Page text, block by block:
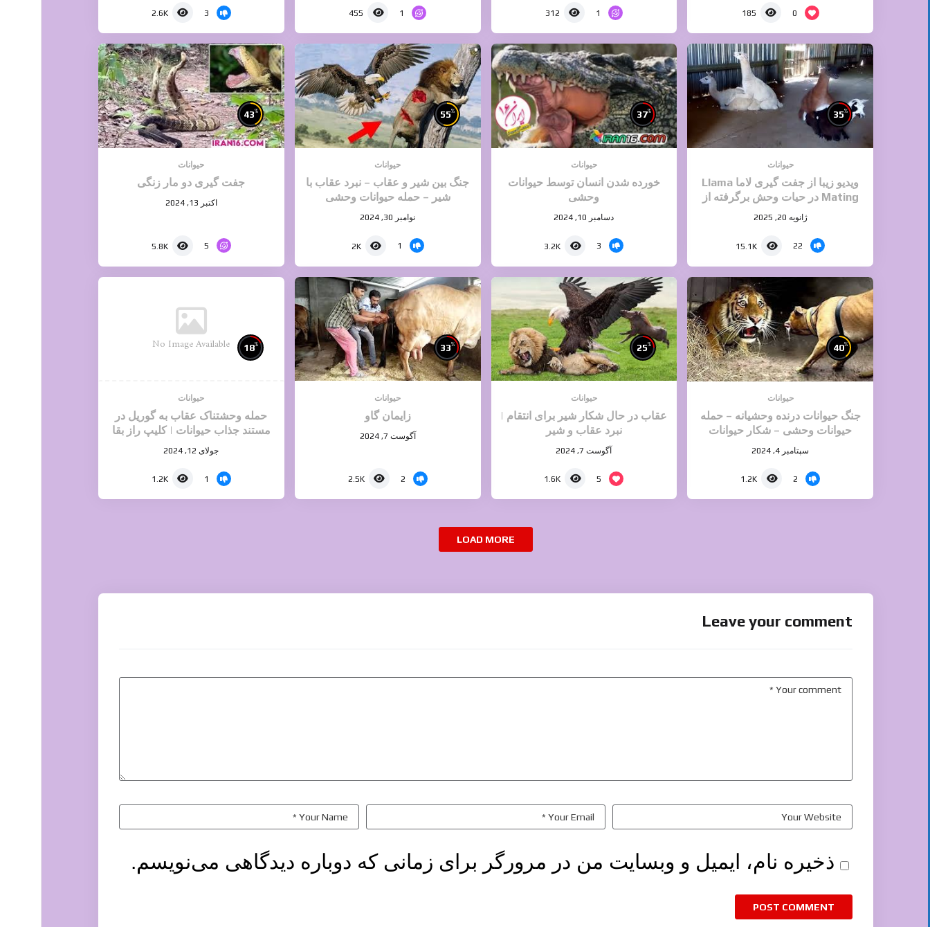
0
185
1
312
1
455
3
2.6K
35%
حیوانات
ویدیو زیبا از جفت گیری لاما Llama
Mating در حیات وحش برگرفته از
دسته جفت گیری حیوانات سایت ایران
ژانویه 20, 2025
22
15.1K
37%
حیوانات
خورده شدن انسان توسط حیوانات
وحشی
دسامبر 10, 2024
3
3.2K
55%
حیوانات
جنگ بین شیر و عقاب – نبرد عقاب با
شیر – حمله حیوانات وحشی
نوامبر 30, 2024
1
2K
43%
حیوانات
جفت گیری دو مار زنگی
اکتبر 13, 2024
5
5.8K
40%
حیوانات
جنگ حیوانات درنده وحشیانه – حمله
حیوانات وحشی – شکار حیوانات
سپتامبر 4, 2024
2
1.2K
25%
حیوانات
عقاب در حال شکار شیر برای انتقام |
نبرد عقاب و شیر‎
آگوست 7, 2024
5
1.6K
33%
حیوانات
زایمان گاو
آگوست 7, 2024
2
2.5K
No Image Available 18%
حیوانات
حمله وحشتناک عقاب به گوریل در
مستند جذاب حیوانات | کلیپ راز بقا
جولای 12, 2024
1
1.2K
LOAD MORE
Leave your comment
ذخیره نام، ایمیل و وبسایت من در مرورگر برای زمانی که دوباره دیدگاهی می‌نویسم.